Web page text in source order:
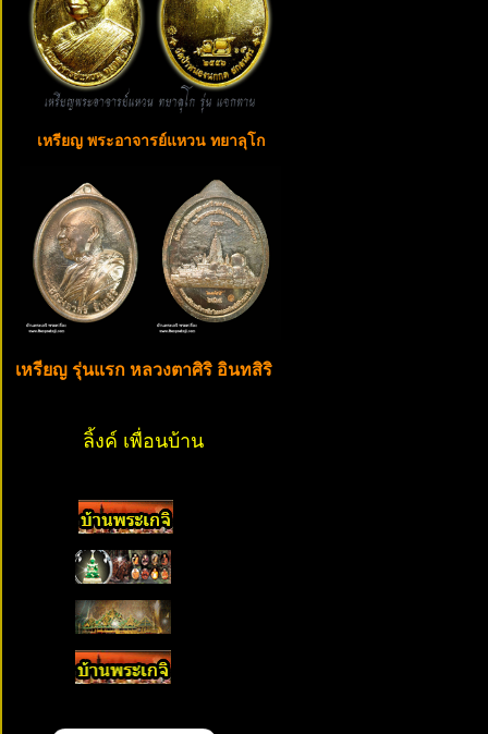
เหรียญ พระอาจารย์แหวน ทยาลุโก
เหรียญ รุ่นแรก หลวงตาศิริ อินทสิริ
ลิ้งค์ เพื่อนบ้าน